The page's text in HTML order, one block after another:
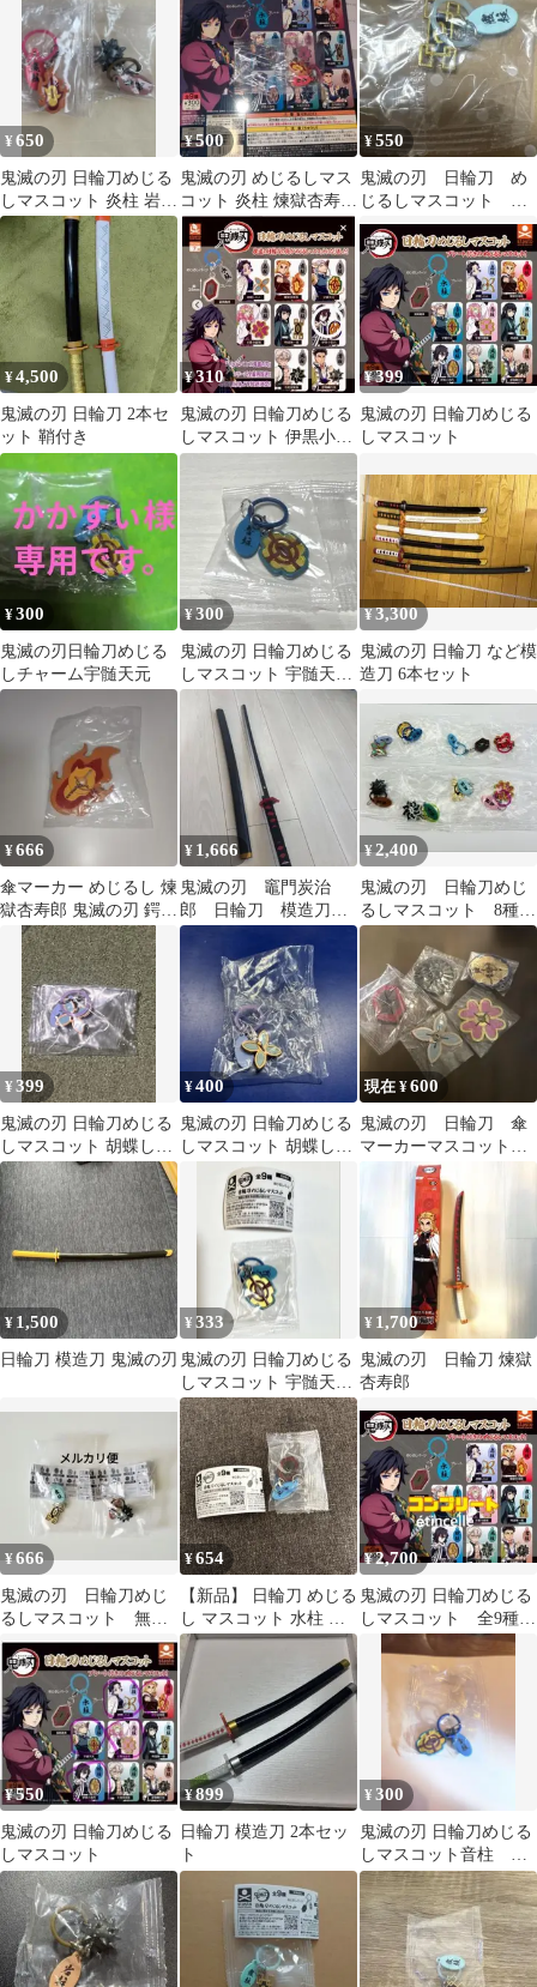
¥650
鬼滅の刃 日輪刀めじる
しマスコット 炎柱 岩柱
セット
¥500
鬼滅の刃 めじるしマス
コット 炎柱 煉獄杏寿
郎 日輪刀
¥550
鬼滅の刃 日輪刀 め
じるしマスコット 時
透無一郎
¥4,500
鬼滅の刃 日輪刀 2本セ
ット 鞘付き
¥310
鬼滅の刃 日輪刀めじる
しマスコット 伊黒小芭
内
¥399
鬼滅の刃 日輪刀めじる
しマスコット
¥300
鬼滅の刃日輪刀めじる
しチャーム宇髄天元
¥300
鬼滅の刃 日輪刀めじる
しマスコット 宇髄天
元 音柱
¥3,300
鬼滅の刃 日輪刀 など模
造刀 6本セット
¥666
傘マーカー めじるし 煉
獄杏寿郎 鬼滅の刃 鍔
日輪刀
¥ 1,666
鬼滅の刃 竈門炭治
郎 日輪刀 模造刀
コスプレ
¥2,400
鬼滅の刃 日輪刀めじ
るしマスコット 8種セ
ット（音柱：天元だけ
¥399
鬼滅の刃 日輪刀めじる
しマスコット 胡蝶しの
ぶ
¥400
鬼滅の刃 日輪刀めじる
しマスコット 胡蝶しの
現在 ¥600
鬼滅の刃 日輪刀 傘
マーカーマスコット
参の型 5個セット
¥ 1,500
日輪刀 模造刀 鬼滅の刃
¥333
鬼滅の刃 日輪刀めじる
しマスコット 宇髄天元
音柱
¥ 1,700
鬼滅の刃 日輪刀 煉獄
杏寿郎
¥666
鬼滅の刃 日輪刀めじ
るしマスコット 無一
郎 悲鳴嶼
¥654
【新品】 日輪刀 めじる
し マスコット 水柱 冨
岡義勇 鬼滅の刃
¥2,700
鬼滅の刃 日輪刀めじる
しマスコット 全9種
コンプリート コンプ
¥550
鬼滅の刃 日輪刀めじる
しマスコット
¥899
日輪刀 模造刀 2本セッ
ト
¥300
鬼滅の刃 日輪刀めじる
しマスコット音柱 宇
髄天元